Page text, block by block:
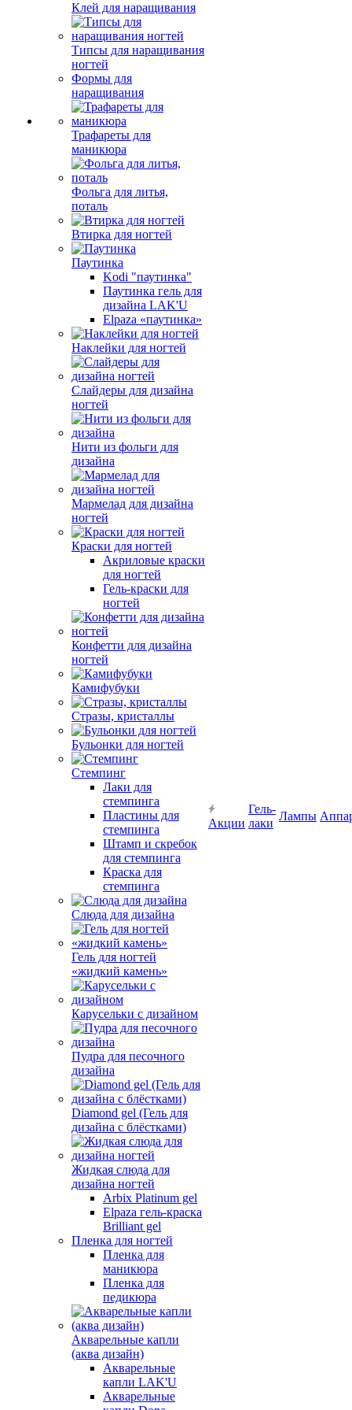
Клей для наращивания
Типсы для наращивания
ногтей
Формы для
наращивания
Трафареты для
маникюра
Фольга для литья,
поталь
Втирка для ногтей
Паутинка
Kodi "паутинка"
Паутинка гель для
дизайна LAK'U
Elpaza «паутинка»
Наклейки для ногтей
Слайдеры для дизайна
ногтей
Нити из фольги для
дизайна
Мармелад для дизайна
ногтей
Краски для ногтей
Акриловые краски
для ногтей
Гель-краски для
ногтей
Конфетти для дизайна
ногтей
Камифубуки
Стразы, кристаллы
Бульонки для ногтей
Стемпинг
Лаки для
стемпинга
Пластины для
стемпинга
Штамп и скребок
для стемпинга
Краска для
стемпинга
Слюда для дизайна
Гель для ногтей
«жидкий камень»
Карусельки с дизайном
Пудра для песочного
дизайна
Diamond gel (Гель для
дизайна с блёстками)
Жидкая слюда для
дизайна ногтей
Arbix Platinum gel
Elpaza гель-краска
Brilliant gel
Пленка для ногтей
Пленка для
маникюра
Пленка для
педикюра
Акварельные капли
(аква дизайн)
Акварельные
капли LAK'U
Акварельные
Акции
Гель-
лаки
Лампы